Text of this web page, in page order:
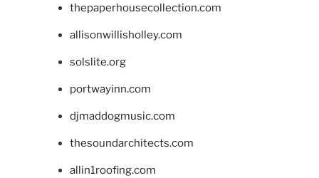
thepaperhousecollection.com
allisonwillisholley.com
solslite.org
portwayinn.com
djmaddogmusic.com
thesoundarchitects.com
allin1roofing.com